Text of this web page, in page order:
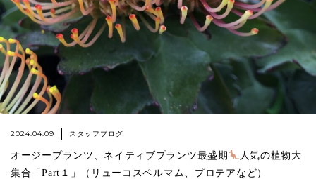
2024.04.09 スタッフブログ
オージープランツ、ネイティブプランツ最盛期
人気の植物大
集合「Part１」（リューコスペルマム、プロテアなど）